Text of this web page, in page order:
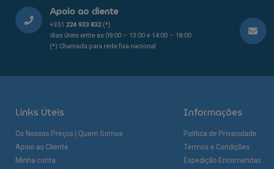
Apoio ao cliente
+351 224 933 832 (*)
dias úteis entre as 09:00 – 13:00 e 14:00 – 18:00
(*) Chamada para rede fixa nacional
Links Úteis
Os Nossos Preços | Quem Somos
Apoio ao Cliente
Minha conta
Informações
Política de Privacidade
Termos e Condições
Expedição Encomendas